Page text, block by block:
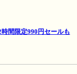
間限定990円セールも